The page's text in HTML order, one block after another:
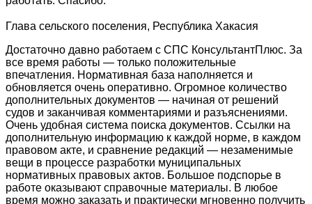
Глава сельского поселения, Республика Хакасия
Достаточно давно работаем с СПС КонсультантПлюс. За
все время работы — только положительные
впечатления. Нормативная база наполняется и
обновляется очень оперативно. Огромное количество
дополнительных документов — начиная от решений
судов и заканчивая комментариями и разъяснениями.
Очень удобная система поиска документов. Ссылки на
дополнительную информацию к каждой норме, в каждом
правовом акте, и сравнение редакций — незаменимые
вещи в процессе разработки муниципальных
нормативных правовых актов. Большое подспорье в
работе оказывают справочные материалы. В любое
время можно заказать и практически мгновенно получить